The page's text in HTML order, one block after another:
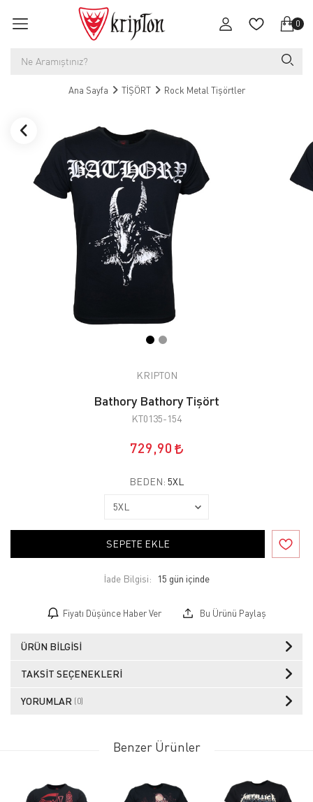
0
Ana Sayfa TİŞÖRT Rock Metal Tişörtler
KRIPTON
Bathory Bathory Tişört
KT0135-154
729,90
BEDEN: 5XL
SEPETE EKLE
İade Bilgisi:
Fiyatı Düşünce Haber Ver Bu Ürünü Paylaş
ÜRÜN BILGISI
TAKSIT SEÇENEKLERI
YORUMLAR (0)
Benzer Ürünler